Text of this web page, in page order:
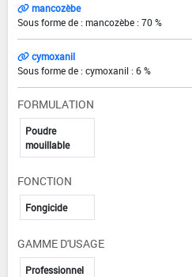
mancozèbe
Sous forme de : mancozèbe : 70 %
cymoxanil
Sous forme de : cymoxanil : 6 %
FORMULATION
Poudre
mouillable
FONCTION
Fongicide
GAMME D'USAGE
Professionnel